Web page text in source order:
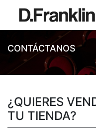
CONTÁCTANOS
¿QUIERES
TU TIENDA?